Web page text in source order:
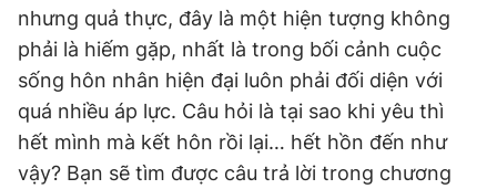
Đọc Thanh Niên trên điện thoại
Theo dõi báo trên
nhưng quả thực, đây là một hiện tượng không
phải là hiếm gặp, nhất là trong bối cảnh cuộc
sống hôn nhân hiện đại luôn phải đối diện với
quá nhiều áp lực. Câu hỏi là tại sao khi yêu thì
hết mình mà kết hôn rồi lại… hết hồn đến như
vậy? Bạn sẽ tìm được câu trả lời trong chương